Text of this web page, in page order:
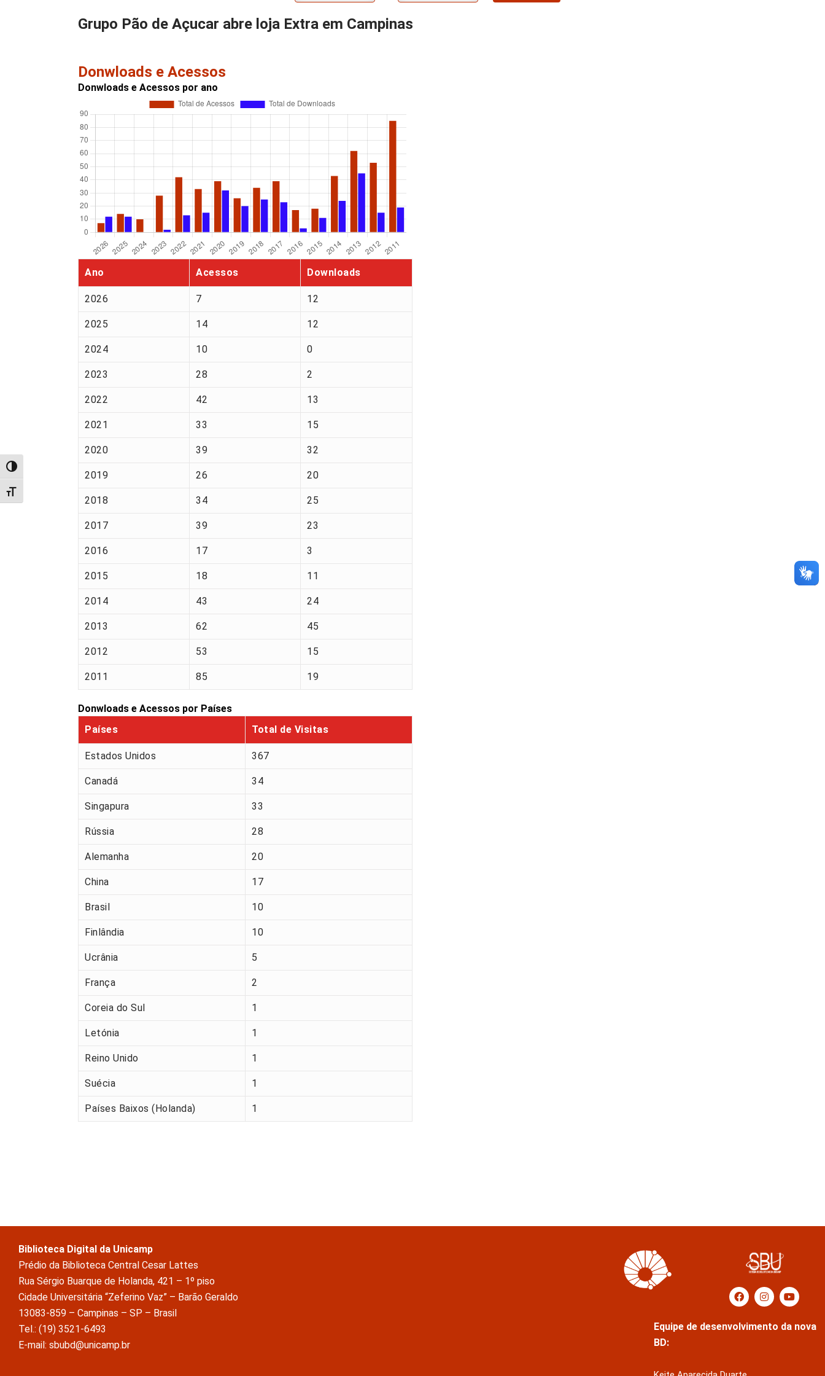
Alternar alto contraste
Alternar tamanho da fonte
Grupo Pão de Açucar abre loja Extra em Campinas
Donwloads e Acessos
Donwloads e Acessos por ano
Ano Acessos Downloads
2026 7 12
2025 14 12
2024 10 0
2023 28 2
2022 42 13
2021 33 15
2020 39 32
2019 26 20
2018 34 25
2017 39 23
2016 17 3
2015 18 11
2014 43 24
2013 62 45
2012 53 15
2011 85 19
Donwloads e Acessos por Países
Países
Total de Visitas
Estados Unidos 367
Canadá 34
Singapura 33
Rússia 28
Alemanha 20
China 17
Brasil 10
Finlândia 10
Ucrânia 5
França 2
Coreia do Sul 1
Letónia 1
Reino Unido 1
Suécia 1
Países Baixos (Holanda) 1
Biblioteca Digital da Unicamp
Prédio da Biblioteca Central Cesar Lattes
Rua Sérgio Buarque de Holanda, 421 – 1º piso
Cidade Universitária “Zeferino Vaz” – Barão Geraldo
13083-859 – Campinas – SP – Brasil
Tel.: (19) 3521-6493
E-mail: sbubd@unicamp.br
Equipe de desenvolvimento da nova
BD: